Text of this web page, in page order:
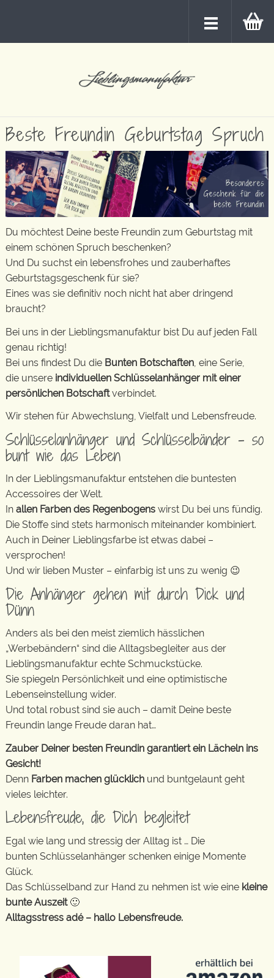
Beste Freundin Geburtstag Spruch
Du möchtest Deine beste Freundin zum Geburtstag mit
einem schönen Spruch beschenken?
Und Du suchst ein lebensfrohes und zauberhaftes
Geburtstagsgeschenk für sie?
Eines was sie definitiv noch nicht hat aber dringend
braucht?
Bei uns in der Lieblingsmanufaktur bist Du auf jeden Fall
genau richtig!
Bei uns findest Du die Bunten Botschaften , eine Serie,
die unsere individuellen Schlüsselanhänger mit einer
persönlichen Botschaftverbindet.
Wir stehen für Abwechslung, Vielfalt und Lebensfreude.
Schlüsselanhänger und Schlüsselbänder – so
bunt wie das Leben
In der Lieblingsmanufaktur entstehen die buntesten
Accessoires der Welt.
In allen Farben des Regenbogens wirst Du bei uns fündig.
Die Stoffe sind stets harmonisch miteinander kombiniert.
Auch in Deiner Lieblingsfarbe ist etwas dabei –
versprochen!
Und wir lieben Muster – einfarbig ist uns zu wenig 😉
Die Anhänger gehen mit durch Dick und
Dünn
Anders als bei den meist ziemlich hässlichen
„Werbebändern“ sind die Alltagsbegleiter aus der
Lieblingsmanufaktur echte Schmuckstücke.
Sie spiegeln Persönlichkeit und eine optimistische
Lebenseinstellung wider.
Und total robust sind sie auch – damit Deine beste
Freundin lange Freude daran hat…
Zauber Deiner besten Freundin garantiert ein Lächeln ins
Gesicht!
Denn Farben machen glücklich und buntgelaunt geht
vieles leichter.
Lebensfreude, die Dich begleitet
Egal wie lang und stressig der Alltag ist … Die
bunten Schlüsselanhänger schenken einige Momente
Glück.
Das Schlüsselband zur Hand zu nehmen ist wie eine kleine
bunte Auszeit🙂
Alltagsstress adé – hallo Lebensfreude.